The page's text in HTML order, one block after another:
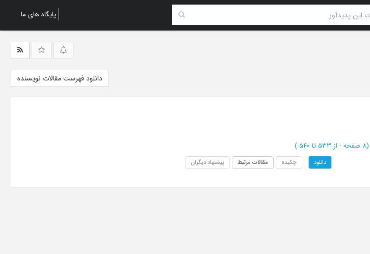
پایگاه های ما
دانلود فهرست مقالات نویسنده
(‎8 صفحه - از 533 تا 540 )
دانلود چکیده مقالات مرتبط پیشنهاد دیگران